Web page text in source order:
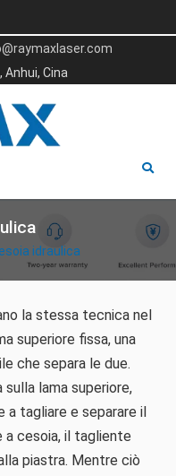
Cina
idraulica
la stessa tecnica nel
superiore fissa, una
che separa le due.
lama superiore,
a tagliare e separare il
a cesoia, il tagliente
piastra. Mentre ciò